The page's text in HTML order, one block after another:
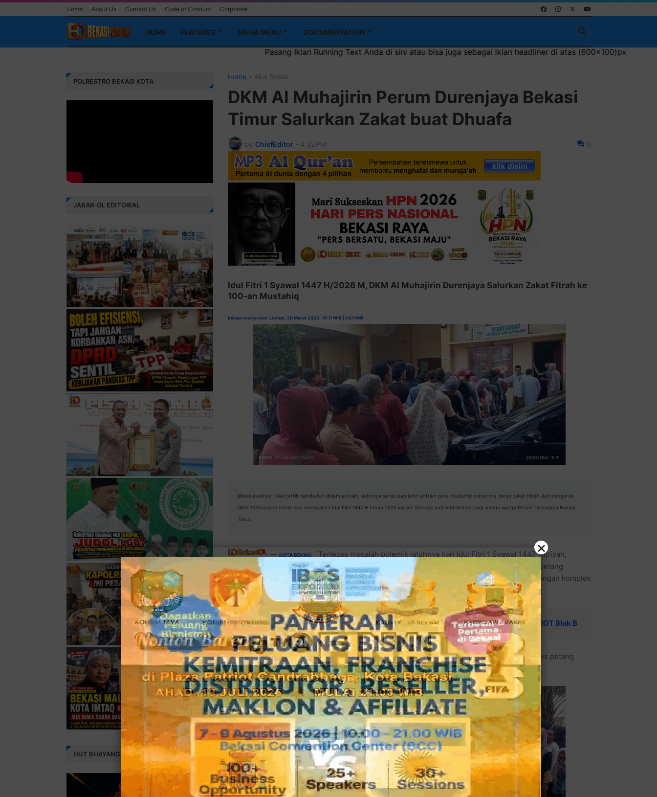
Home About Us Contact Us Code of Conduct Corporate
HOME FEATURES MEGA MENU DOCUMENTATION
Pasang Iklan Running Text Anda di sini atau bisa juga sebagai iklan headliner di atas (600x100)px
Home Aksi Sosial
DKM Al Muhajirin Perum Durenjaya Bekasi
Timur Salurkan Zakat buat Dhuafa
by ChiefEditor - 4:32 PM 0
Idul Fitri 1 Syawal 1447 H/2026 M, DKM Al Muhajirin Durenjaya Salurkan Zakat Fitrah ke
100-an Mustahiq
bekasi-online.com| Jumat, 20 Maret 2026, 16:11 WIB| DR/NMR
Meski awalnya tidak tertib berebutan dalam antrian, akhirnya seratusan lebih antrian para mustahiq menerima beras zakat fitrah dari pengurus
DKM Al Muhajirin untuk bisa merayakan Idul Fitri 1447 H tahun 2026 kali ini. Semoga jadi keberkahan bagi semua warga Perum Durenjaya Bekasi
Timur.
— KOTA BEKASI
| Terlepas masalah polemik jatuhnya hari Idul Fitri 1 Syawal 1447 Hijriyah,
Dewan Kemakmuran Masjid Al Muhajirin Perumahan Durenjaya, Bekasi Timur, pada Jumat petang
(20/3/2026) telah membagikan beras zakat fitrah kepada seratusan lebih mustahiq di lingkungan komplek
masjid wilayah Perumahan Durenjaya.
Baca juga:Warga Perum Durenjaya Sholat Idul Fitri 1 Syawal 1447H di Lapangan PATRIOT Blok B
Meskipun penentuan hari raya dari pihak Muhammadiyah dimana tampaknya hilal pada Kamis petang
kemarin dan artinya penetapan Hari Raya Idul Fitri jatuh pada Jumat (20/3/2026) tadi pagi.
POLRESTRO BEKASI KOTA
JABAR-OL EDITORIAL
HUT BHAYANGKARA 80 THN
×